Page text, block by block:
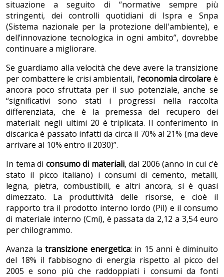
situazione a seguito di “normative sempre più
stringenti, dei controlli quotidiani di Ispra e Snpa
(Sistema nazionale per la protezione dell'ambiente), e
dell’innovazione tecnologica in ogni ambito”, dovrebbe
continuare a migliorare.
Se guardiamo alla velocità che deve avere la transizione
per combattere le crisi ambientali, l’economia circolareè
ancora poco sfruttata per il suo potenziale, anche se
“significativi sono stati i progressi nella raccolta
differenziata, che è la premessa del recupero dei
materiali: negli ultimi 20 è triplicata. Il conferimento in
discarica è passato infatti da circa il 70% al 21% (ma deve
arrivare al 10% entro il 2030)”.
In tema di consumo di materiali, dal 2006 (anno in cui c’è
stato il picco italiano) i consumi di cemento, metalli,
legna, pietra, combustibili, e altri ancora, si è quasi
dimezzato. La produttività delle risorse, e cioè il
rapporto tra il prodotto interno lordo (Pil) e il consumo
di materiale interno (Cmi), è passata da 2,12 a 3,54 euro
per chilogrammo.
Avanza la transizione energetica: in 15 anni è diminuito
del 18% il fabbisogno di energia rispetto al picco del
2005 e sono più che raddoppiati i consumi da fonti